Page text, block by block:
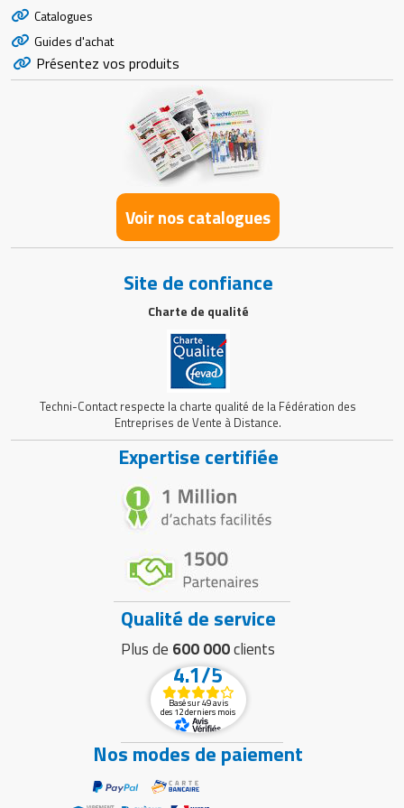
Catalogues
Guides d'achat
Présentez vos produits
Voir nos catalogues
Site de confiance
Charte de qualité
Techni-Contact respecte la charte qualité de la Fédération des
Entreprises de Vente à Distance.
Expertise certifiée
Qualité de service
Plus de 600 000clients
4.1/5
Basé sur 49 avis
des 12 derniers mois
Nos modes de paiement